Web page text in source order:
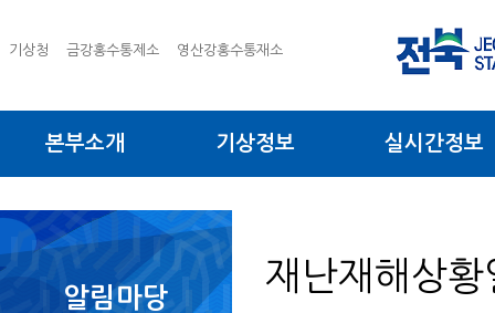
기상청 금강홍수통제소 영산강홍수통재소
본부소개 기상정보 실시간정보
알림마당
재난재해상황